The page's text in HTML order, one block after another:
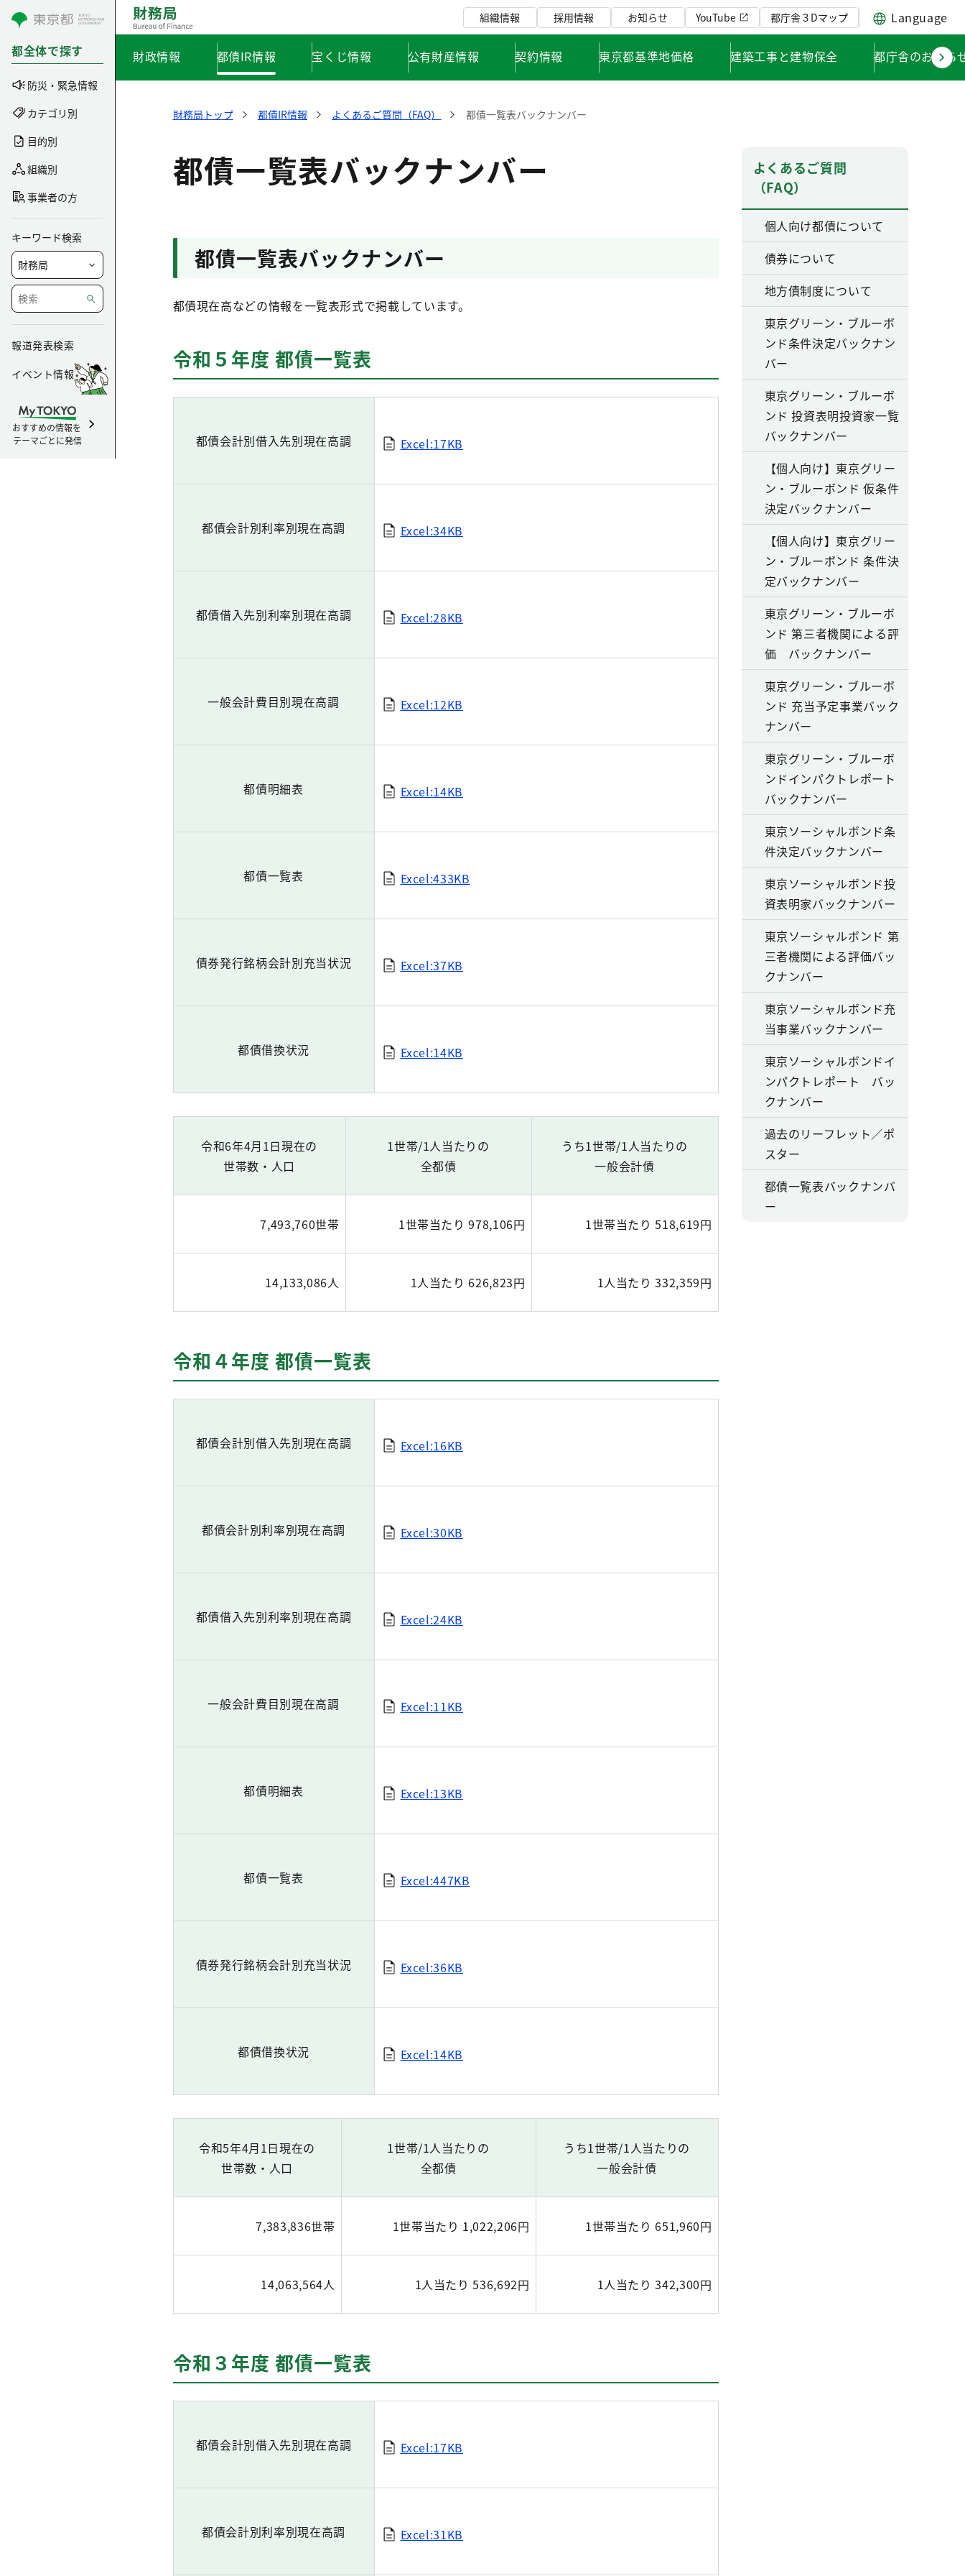
コンテンツにスキップ
都全体で探す
防災・緊急情報
カテゴリ別
目的別
組織別
事業者の方
キーワード検索
報道発表検索
イベント情報
おすすめの情報を
テーマごとに発信
組織情報 採用情報 お知らせ YouTube 都庁舎３Dマップ Language
財政情報 都債IR情報 宝くじ情報 公有財産情報 契約情報 東京都基準地価格 建築工事と建物保全 都庁舎のお知ら
財務局トップ 都債IR情報 よくあるご質問（FAQ） 都債一覧表バックナンバー
都債一覧表バックナンバー
都債一覧表バックナンバー
都債現在高などの情報を一覧表形式で掲載しています。
令和５年度 都債一覧表
都債会計別借入先別現在高調 Excel:17KB
都債会計別利率別現在高調 Excel:34KB
都債借入先別利率別現在高調 Excel:28KB
一般会計費目別現在高調 Excel:12KB
都債明細表 Excel:14KB
都債一覧表 Excel:433KB
債券発行銘柄会計別充当状況 Excel:37KB
都債借換状況 Excel:14KB
令和6年4月1日現在の
世帯数・人口
1世帯/1人当たりの
全都債
うち1世帯/1人当たりの
一般会計債
7,493,760世帯 1世帯当たり 978,106円 1世帯当たり 518,619円
14,133,086人 1人当たり 626,823円 1人当たり 332,359円
令和４年度 都債一覧表
都債会計別借入先別現在高調 Excel:16KB
都債会計別利率別現在高調 Excel:30KB
都債借入先別利率別現在高調 Excel:24KB
一般会計費目別現在高調 Excel:11KB
都債明細表 Excel:13KB
都債一覧表 Excel:447KB
債券発行銘柄会計別充当状況 Excel:36KB
都債借換状況 Excel:14KB
令和5年4月1日現在の
世帯数・人口
1世帯/1人当たりの
全都債
うち1世帯/1人当たりの
一般会計債
7,383,836世帯 1世帯当たり 1,022,206円 1世帯当たり 651,960円
14,063,564人 1人当たり 536,692円 1人当たり 342,300円
令和３年度 都債一覧表
都債会計別借入先別現在高調 Excel:17KB
都債会計別利率別現在高調 Excel:31KB
よくあるご質問
（FAQ）
個人向け都債について
債券について
地方債制度について
東京グリーン・ブルーボ
ンド条件決定バックナン
バー
東京グリーン・ブルーボ
ンド 投資表明投資家一覧
バックナンバー
【個人向け】東京グリー
ン・ブルーボンド 仮条件
決定バックナンバー
【個人向け】東京グリー
ン・ブルーボンド 条件決
定バックナンバー
東京グリーン・ブルーボ
ンド 第三者機関による評
価 バックナンバー
東京グリーン・ブルーボ
ンド 充当予定事業バック
ナンバー
東京グリーン・ブルーボ
ンドインパクトレポート
バックナンバー
東京ソーシャルボンド条
件決定バックナンバー
東京ソーシャルボンド投
資表明家バックナンバー
東京ソーシャルボンド 第
三者機関による評価バッ
クナンバー
東京ソーシャルボンド充
当事業バックナンバー
東京ソーシャルボンドイ
ンパクトレポート バッ
クナンバー
過去のリーフレット／ポ
スター
都債一覧表バックナンバ
ー